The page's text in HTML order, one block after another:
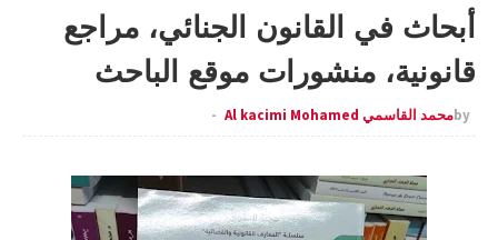
أبحاث في القانون الجنائي، مراجع
قانونية، منشورات موقع الباحث
byمحمد القاسمي Al kacimi Mohamed